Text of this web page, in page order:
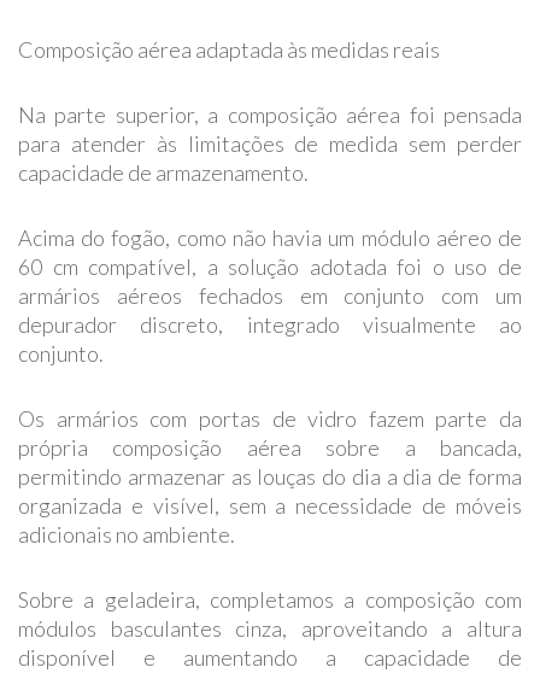
Composição aérea adaptada às medidas reais
Na parte superior, a composição aérea foi pensada
para atender às limitações de medida sem perder
capacidade de armazenamento.
Acima do fogão, como não havia um módulo aéreo de
60 cm compatível, a solução adotada foi o uso de
armários aéreos fechados em conjunto com um
depurador discreto, integrado visualmente ao
conjunto.
Os armários com portas de vidro fazem parte da
própria composição aérea sobre a bancada,
permitindo armazenar as louças do dia a dia de forma
organizada e visível, sem a necessidade de móveis
adicionais no ambiente.
Sobre a geladeira, completamos a composição com
módulos basculantes cinza, aproveitando a altura
disponível e aumentando a capacidade de